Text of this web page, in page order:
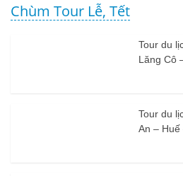
Chùm Tour Lễ, Tết
Tour du
Lăng Cô
Tour du
An – Huế